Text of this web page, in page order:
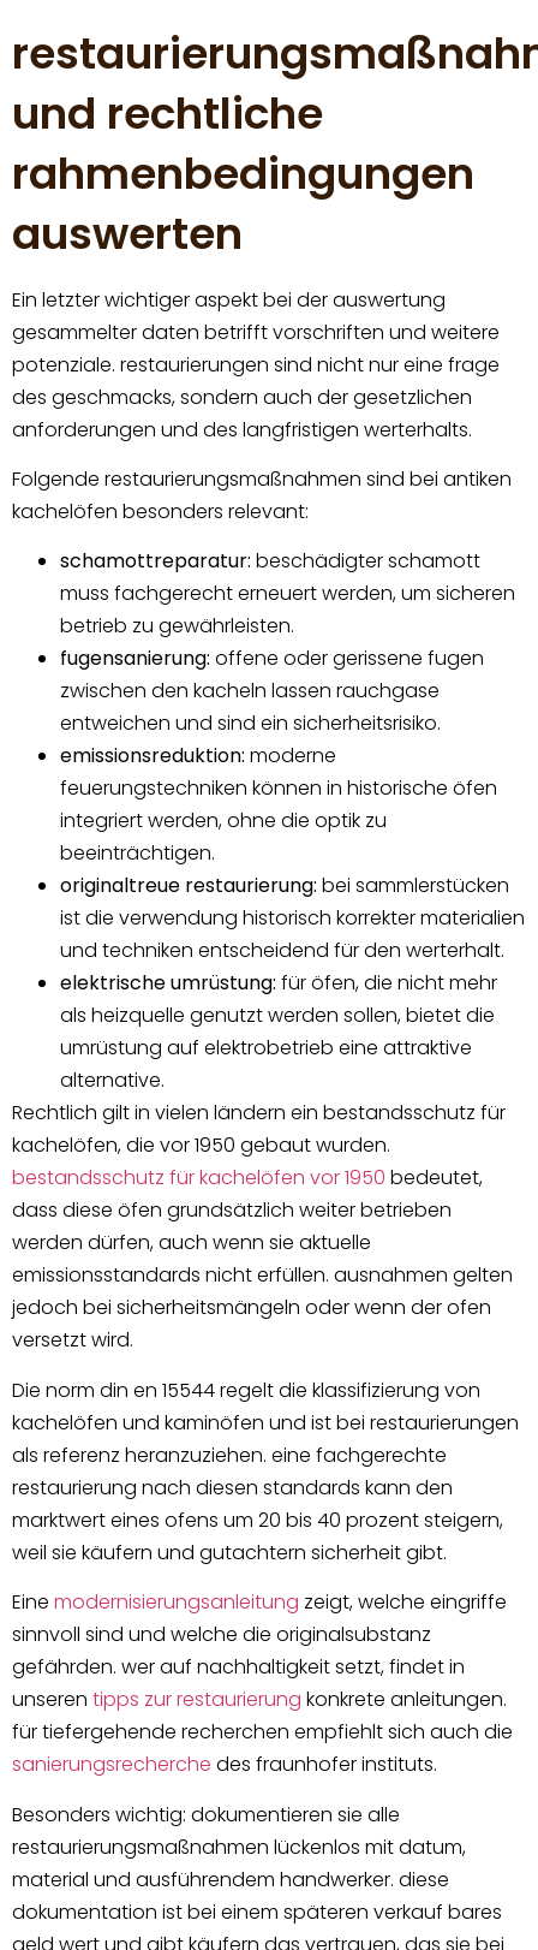
und rechtliche
rahmenbedingungen
auswerten
Ein letzter wichtiger aspekt bei der auswertung
gesammelter daten betrifft vorschriften und weitere
potenziale. restaurierungen sind nicht nur eine frage
des geschmacks, sondern auch der gesetzlichen
anforderungen und des langfristigen werterhalts.
Folgende restaurierungsmaßnahmen sind bei antiken
kachelöfen besonders relevant:
schamottreparatur: beschädigter schamott
muss fachgerecht erneuert werden, um sicheren
betrieb zu gewährleisten.
fugensanierung: offene oder gerissene fugen
zwischen den kacheln lassen rauchgase
entweichen und sind ein sicherheitsrisiko.
emissionsreduktion: moderne
feuerungstechniken können in historische öfen
integriert werden, ohne die optik zu
beeinträchtigen.
originaltreue restaurierung: bei sammlerstücken
ist die verwendung historisch korrekter materialien
und techniken entscheidend für den werterhalt.
elektrische umrüstung: für öfen, die nicht mehr
als heizquelle genutzt werden sollen, bietet die
umrüstung auf elektrobetrieb eine attraktive
alternative.
Rechtlich gilt in vielen ländern ein bestandsschutz für
kachelöfen, die vor 1950 gebaut wurden.
bestandsschutz für kachelöfen vor 1950 bedeutet,
dass diese öfen grundsätzlich weiter betrieben
werden dürfen, auch wenn sie aktuelle
emissionsstandards nicht erfüllen. ausnahmen gelten
jedoch bei sicherheitsmängeln oder wenn der ofen
versetzt wird.
Die norm din en 15544 regelt die klassifizierung von
kachelöfen und kaminöfen und ist bei restaurierungen
als referenz heranzuziehen. eine fachgerechte
restaurierung nach diesen standards kann den
marktwert eines ofens um 20 bis 40 prozent steigern,
weil sie käufern und gutachtern sicherheit gibt.
Eine modernisierungsanleitung zeigt, welche eingriffe
sinnvoll sind und welche die originalsubstanz
gefährden. wer auf nachhaltigkeit setzt, findet in
unseren tipps zur restaurierung konkrete anleitungen.
für tiefergehende recherchen empfiehlt sich auch die
sanierungsrecherche des fraunhofer instituts.
Besonders wichtig: dokumentieren sie alle
restaurierungsmaßnahmen lückenlos mit datum,
material und ausführendem handwerker. diese
dokumentation ist bei einem späteren verkauf bares
geld wert und gibt käufern das vertrauen, das sie bei